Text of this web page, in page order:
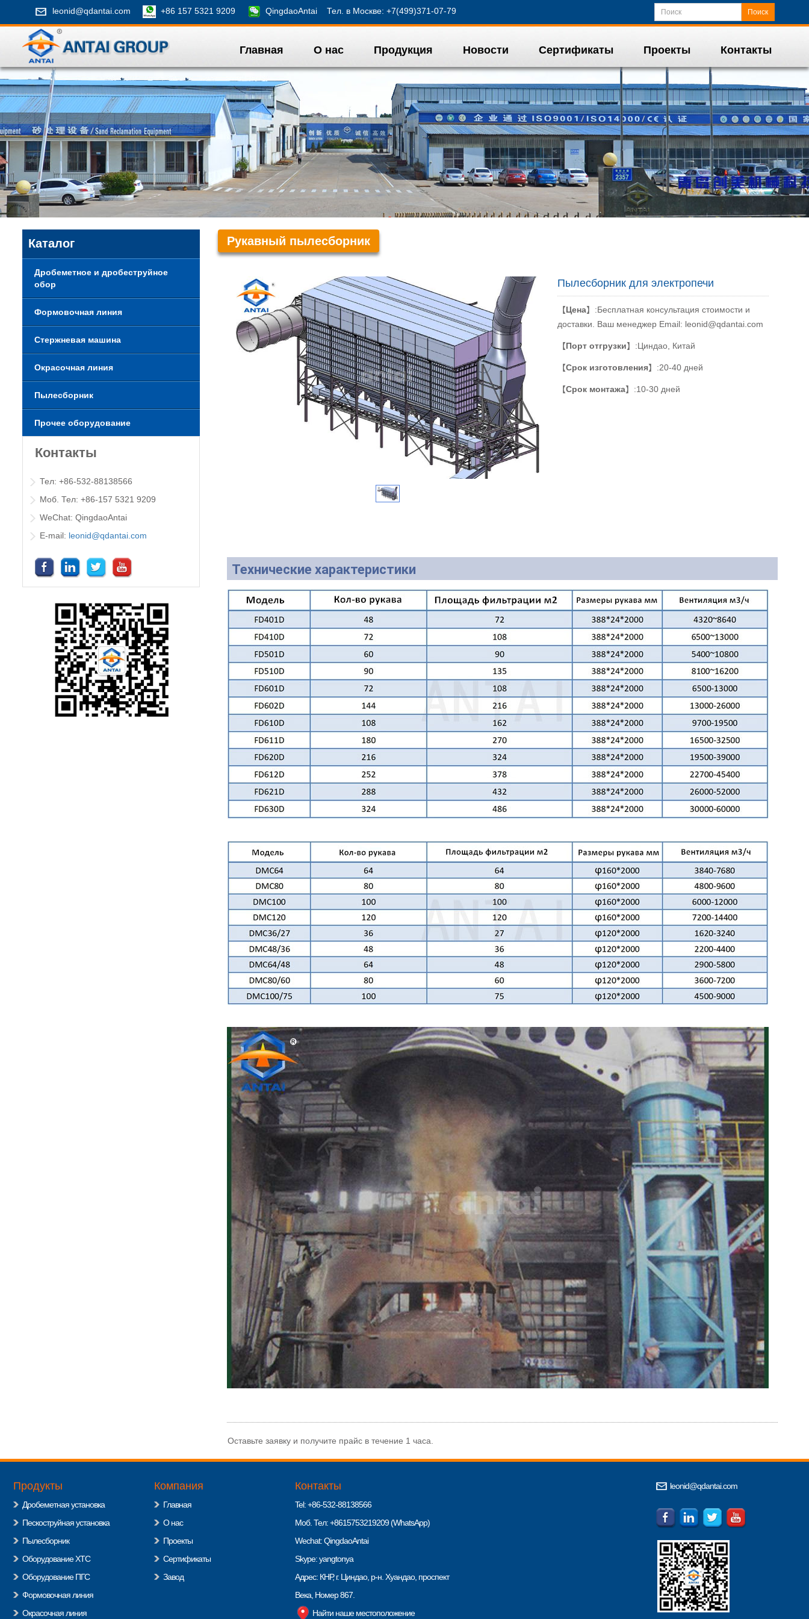
leonid@qdantai.com +86 157 5321 9209 QingdaoAntai Тел. в Москве: +7(499)371-07-79 Поиск
Главная О нас Продукция Новости Сертификаты Проекты Контакты
Рукавный пылесборник
Пылесборник для электропечи
【Цена】:Бесплатная консультация стоимости и
доставки. Ваш менеджер Email: leonid@qdantai.com
【Порт отгрузки】:Циндао, Китай
【Срок изготовления】:20-40 дней
【Срок монтажа】:10-30 дней
Технические характеристики
Оставьте заявку и получите прайс в течение 1 часа.
Каталог
Дробеметное и дробеструйное
обор
Формовочная линия
Стержневая машина
Окрасочная линия
Пылесборник
Прочее оборудование
Контакты
Тел: +86-532-88138566
Моб. Тел: +86-157 5321 9209
WeChat: QingdaoAntai
E-mail: leonid@qdantai.com
Продукты
Дробеметная установка
Пескоструйная установка
Пылесборник
Оборудование ХТС
Оборудование ПГС
Формовочная линия
Окрасочная линия
Компания
Главная
О нас
Проекты
Сертификаты
Завод
Контакты
Tel: +86-532-88138566
Моб. Тел: +8615753219209 (WhatsApp)
Wechat: QingdaoAntai
Skype: yangtonya
Адрес: КНР, г. Циндао, р-н. Хуандао, проспект
Века, Номер 867.
Найти наше местоположение
leonid@qdantai.com